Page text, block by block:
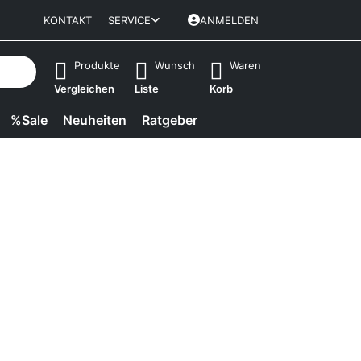
KONTAKT SERVICE ANMELDEN
erste Ergebnisse. Drücken Sie die Eingabetaste, um alle
Produkte
Vergleichen
Wunsch
Liste
Waren
Korb
%Sale Neuheiten Ratgeber